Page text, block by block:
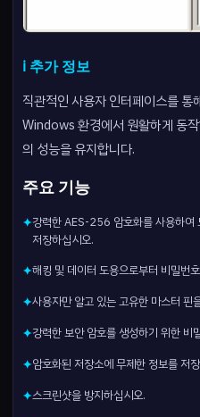
ℹ️ 추가 정보
직관적인 사용자 인터페이스를 통
Windows 환경에서 원활하게 동
의 성능을 유지합니다.
주요 기능
✦강력한 AES-256 암호화를 사용하여
저장하십시오.
✦해킹 및 데이터 도용으로부터 비밀번
✦사용자만 알고 있는 고유한 마스터 핀
✦강력한 보안 암호를 생성하기 위한 비
✦암호화된 저장소에 무제한 정보를 저
✦스크린샷을 방지하십시오.